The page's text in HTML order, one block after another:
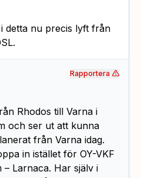
detta nu precis lyft från
Rhodos till Varna i
och ser ut att kunna
från Varna idag.
in istället för OY-VKF
Larnaca. Har själv i
Rapportera